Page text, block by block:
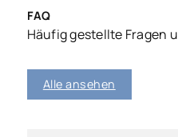
FAQ
Häufig gestellte Fragen
Alle ansehen